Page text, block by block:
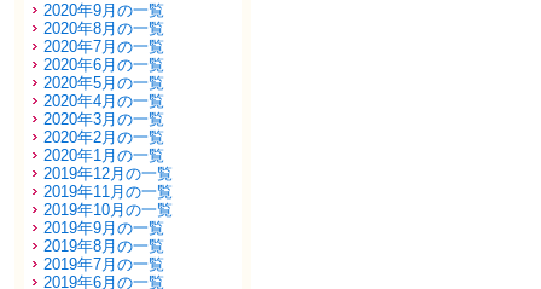
2020年9月の一覧
2020年8月の一覧
2020年7月の一覧
2020年6月の一覧
2020年5月の一覧
2020年4月の一覧
2020年3月の一覧
2020年2月の一覧
2020年1月の一覧
2019年12月の一覧
2019年11月の一覧
2019年10月の一覧
2019年9月の一覧
2019年8月の一覧
2019年7月の一覧
2019年6月の一覧